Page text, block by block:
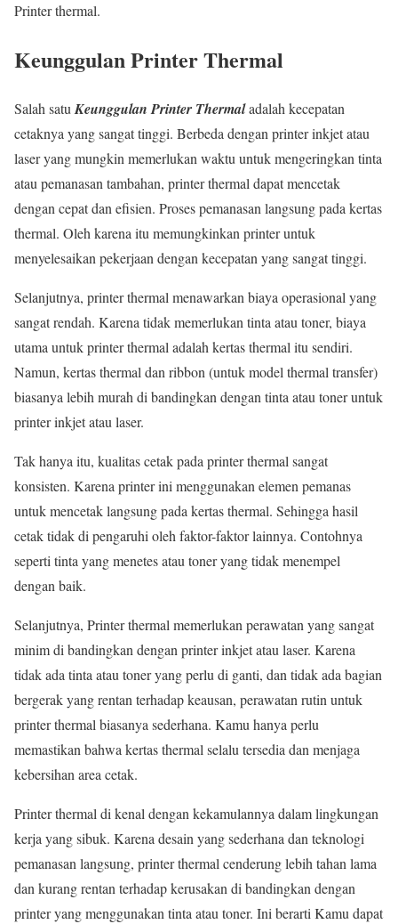
Printer thermal.
Keunggulan Printer Thermal
Salah satu Keunggulan Printer Thermaladalah kecepatan
cetaknya yang sangat tinggi. Berbeda dengan printer inkjet atau
laser yang mungkin memerlukan waktu untuk mengeringkan tinta
atau pemanasan tambahan, printer thermal dapat mencetak
dengan cepat dan efisien. Proses pemanasan langsung pada kertas
thermal. Oleh karena itu memungkinkan printer untuk
menyelesaikan pekerjaan dengan kecepatan yang sangat tinggi.
Selanjutnya, printer thermal menawarkan biaya operasional yang
sangat rendah. Karena tidak memerlukan tinta atau toner, biaya
utama untuk printer thermal adalah kertas thermal itu sendiri.
Namun, kertas thermal dan ribbon (untuk model thermal transfer)
biasanya lebih murah di bandingkan dengan tinta atau toner untuk
printer inkjet atau laser.
Tak hanya itu, kualitas cetak pada printer thermal sangat
konsisten. Karena printer ini menggunakan elemen pemanas
untuk mencetak langsung pada kertas thermal. Sehingga hasil
cetak tidak di pengaruhi oleh faktor-faktor lainnya. Contohnya
seperti tinta yang menetes atau toner yang tidak menempel
dengan baik.
Selanjutnya, Printer thermal memerlukan perawatan yang sangat
minim di bandingkan dengan printer inkjet atau laser. Karena
tidak ada tinta atau toner yang perlu di ganti, dan tidak ada bagian
bergerak yang rentan terhadap keausan, perawatan rutin untuk
printer thermal biasanya sederhana. Kamu hanya perlu
memastikan bahwa kertas thermal selalu tersedia dan menjaga
kebersihan area cetak.
Printer thermal di kenal dengan kekamulannya dalam lingkungan
kerja yang sibuk. Karena desain yang sederhana dan teknologi
pemanasan langsung, printer thermal cenderung lebih tahan lama
dan kurang rentan terhadap kerusakan di bandingkan dengan
printer yang menggunakan tinta atau toner. Ini berarti Kamu dapat